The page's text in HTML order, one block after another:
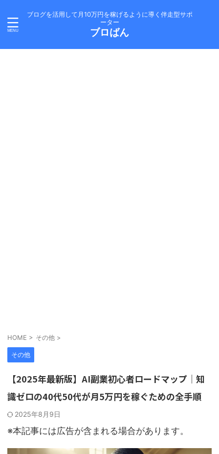
ブログを活用して月10万円を稼げるように導く伴走型サポ
ーター
ブロばん
HOME > その他 >
その他
【2025年最新版】AI副業初心者ロードマップ｜知
識ゼロの40代50代が月5万円を稼ぐための全手順
2025年8月9日
※本記事には広告が含まれる場合があります。